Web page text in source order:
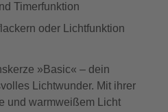
Timerfunktion
oder Lichtfunktion
»Basic« – dein
Lichtwunder. Mit ihrer
und warmweißem Licht